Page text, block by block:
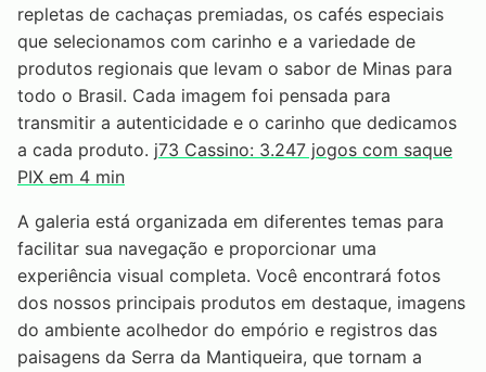
repletas de cachaças premiadas, os cafés especiais
que selecionamos com carinho e a variedade de
produtos regionais que levam o sabor de Minas para
todo o Brasil. Cada imagem foi pensada para
transmitir a autenticidade e o carinho que dedicamos
a cada produto. j73 Cassino: 3.247 jogos com saque
PIX em 4 min
A galeria está organizada em diferentes temas para
facilitar sua navegação e proporcionar uma
experiência visual completa. Você encontrará fotos
dos nossos principais produtos em destaque, imagens
do ambiente acolhedor do empório e registros das
paisagens da Serra da Mantiqueira, que tornam a